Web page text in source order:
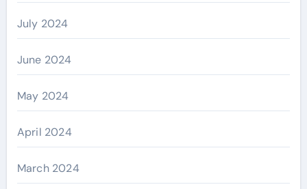
July 2024
June 2024
May 2024
April 2024
March 2024